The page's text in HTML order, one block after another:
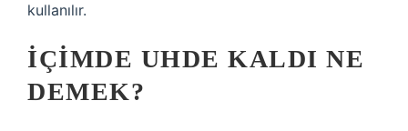
kullanılır.
İÇIMDE UHDE KALDI NE
DEMEK?